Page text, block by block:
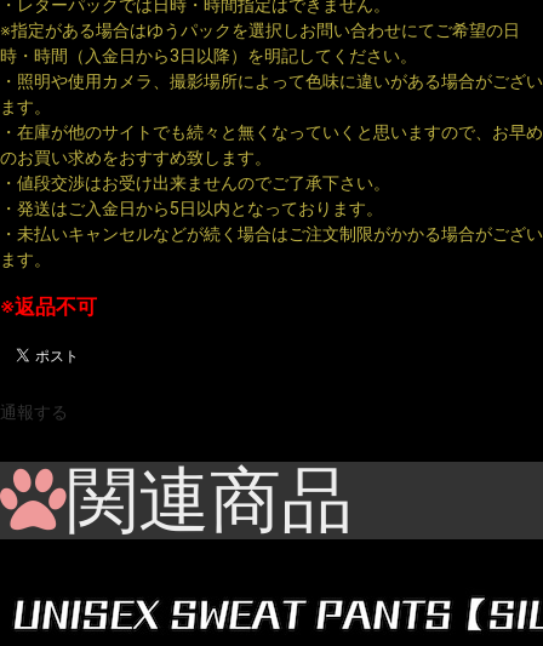
・レターパックでは日時・時間指定はできません。
※指定がある場合はゆうパックを選択しお問い合わせにてご希望の日
時・時間（入金日から3日以降）を明記してください。
・照明や使用カメラ、撮影場所によって色味に違いがある場合がござい
ます。
・在庫が他のサイトでも続々と無くなっていくと思いますので、お早め
のお買い求めをおすすめ致します。
・値段交渉はお受け出来ませんのでご了承下さい。
・発送はご入金日から5日以内となっております。
・未払いキャンセルなどが続く場合はご注文制限がかかる場合がござい
ます。
※返品不可
通報する
関連商品